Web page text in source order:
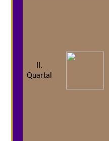
II.
Quartal